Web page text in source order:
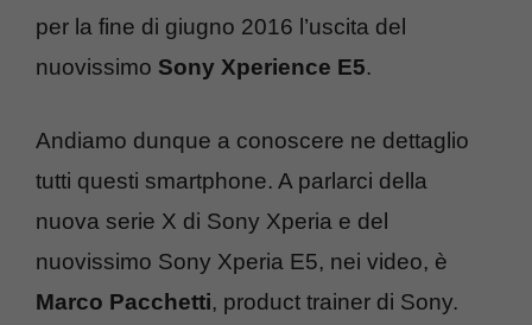
per la fine di giugno 2016 l’uscita del
nuovissimo Sony Xperience E5.
Andiamo dunque a conoscere ne dettaglio
tutti questi smartphone. A parlarci della
nuova serie X di Sony Xperia e del
nuovissimo Sony Xperia E5, nei video, è
Marco Pacchetti, product trainer di Sony.